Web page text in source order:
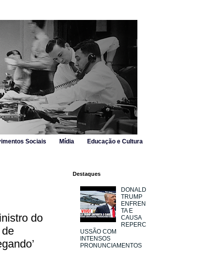
Sociais Mídia Educação e Cultura
do
Destaques
DONALD
TRUMP
ENFREN
TA E
CAUSA
REPERC
USSÃO COM
INTENSOS
PRONUNCIAMENTOS